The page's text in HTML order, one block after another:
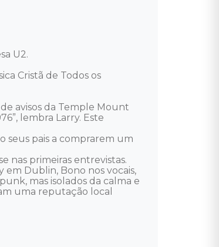
U2.
Cristã de Todos os
avisos da Temple Mount
lembra Larry. Este
seus pais a comprarem um
nas primeiras entrevistas.
Dublin, Bono nos vocais,
mas isolados da calma e
uma reputação local